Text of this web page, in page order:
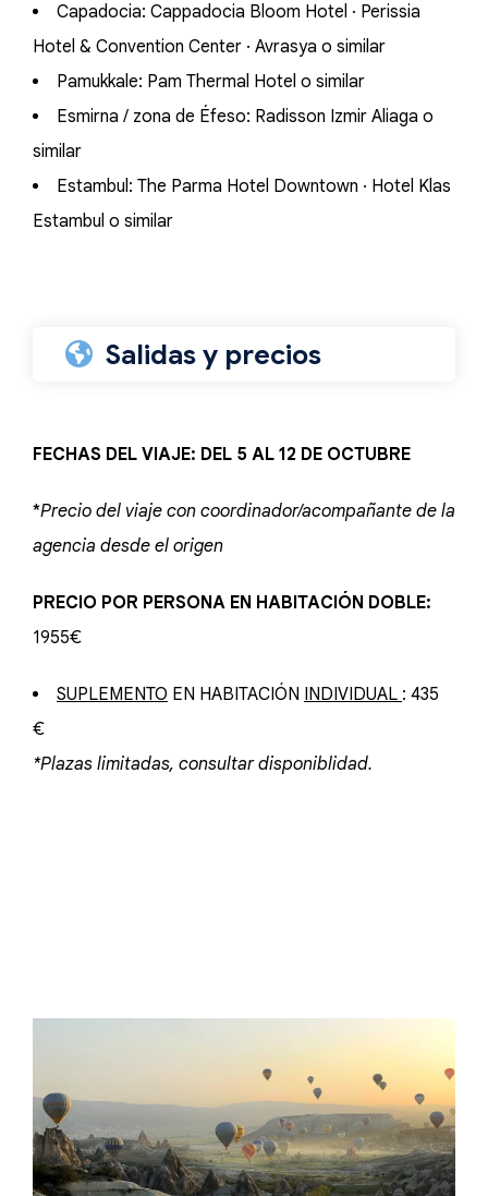
Capadocia: Cappadocia Bloom Hotel · Perissia
Hotel & Convention Center · Avrasya o similar
Pamukkale: Pam Thermal Hotel o similar
Esmirna / zona de Éfeso: Radisson Izmir Aliaga o
similar
Estambul: The Parma Hotel Downtown · Hotel Klas
Estambul o similar
Salidas y precios
FECHAS DEL VIAJE: DEL 5 AL 12 DE OCTUBRE
*Precio del viaje con coordinador/acompañante de la
agencia desde el origen
PRECIO POR PERSONA EN HABITACIÓN DOBLE:
1955€
SUPLEMENTO EN HABITACIÓN INDIVIDUAL : 435
€
*Plazas limitadas, consultar disponiblidad.